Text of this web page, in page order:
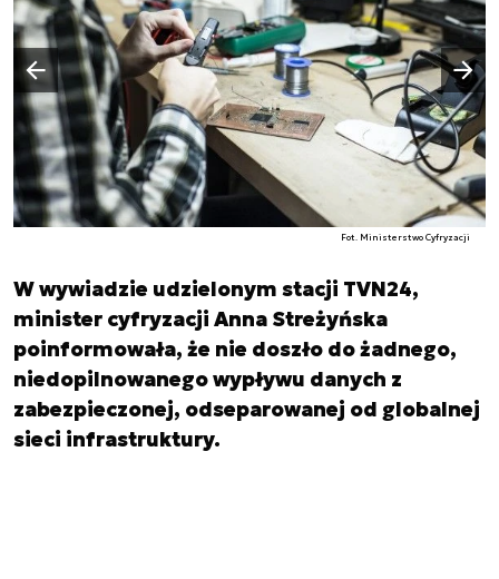
Fot. Ministerstwo Cyfryzacji
Poprzedni slajd
Następny slajd
W wywiadzie udzielonym stacji TVN24,
minister cyfryzacji Anna Streżyńska
poinformowała, że nie doszło do żadnego,
niedopilnowanego wypływu danych z
zabezpieczonej, odseparowanej od globalnej
sieci infrastruktury.